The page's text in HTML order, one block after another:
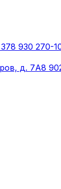
8 930 270-
д. 7А8